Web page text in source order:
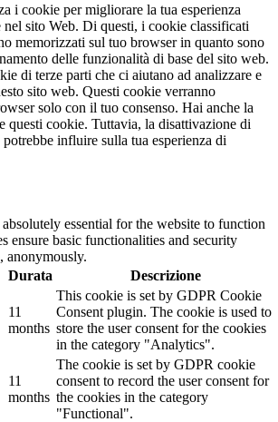
i cookie per migliorare la tua esperienza
nel sito Web. Di questi, i cookie classificati
memorizzati sul tuo browser in quanto sono
delle funzionalità di base del sito web.
di terze parti che ci aiutano ad analizzare e
sito web. Questi cookie verranno
solo con il tuo consenso. Hai anche la
questi cookie. Tuttavia, la disattivazione di
influire sulla tua esperienza di
essential for the website to function
ensure basic functionalities and security
anonymously.
Durata Descrizione
11
months
This cookie is set by GDPR Cookie
Consent plugin. The cookie is used to
store the user consent for the cookies
in the category "Analytics".
11
months
The cookie is set by GDPR cookie
consent to record the user consent for
the cookies in the category
"Functional".